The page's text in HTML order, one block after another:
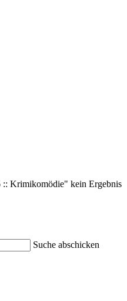
:: Krimikomödie" kein Ergebnis
Suche abschicken